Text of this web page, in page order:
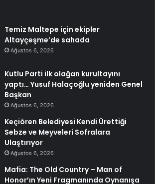
Temiz Maltepe için ekipler
Altayçeşme’de sahada
Ağustos 6, 2026
Kutlu Parti ilk olağan kurultayını
yaptı… Yusuf Halaçoğlu yeniden Genel
Başkan
Ağustos 6, 2026
Keçiören Belediyesi Kendi Ürettiği
Sebze ve Meyveleri Sofralara
Ulaştırıyor
Ağustos 6, 2026
Mafia: The Old Country – Man of
Honor’ın Yeni Fragmanında Oynanışa